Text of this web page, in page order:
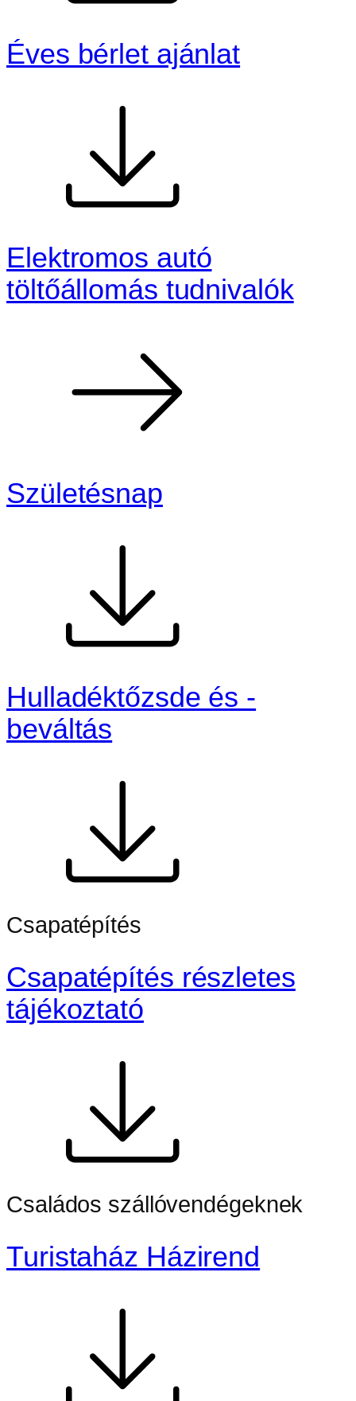
Éves bérlet ajánlat
Elektromos autó
töltőállomás tudnivalók
Születésnap
Hulladéktőzsde és -
beváltás
Csapatépítés
Csapatépítés részletes
tájékoztató
Családos szállóvendégeknek
Turistaház Házirend